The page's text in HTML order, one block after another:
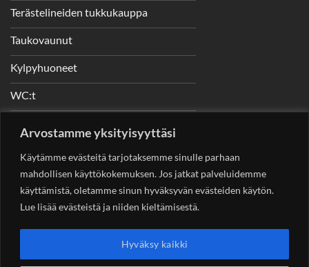
Arvostamme yksityisyyttäsi
Käytämme evästeitä tarjotaksemme sinulle parhaan
mahdollisen käyttökokemuksen. Jos jatkat palveluidemme
käyttämistä, oletamme sinun hyväksyvän evästeiden käytön.
Lue lisää evästeistä ja niiden kieltämisestä.
Hyväksy kaikki
Terästelineiden tukkukauppa
Taukovaunut
Kylpyhuoneet
WC:t
YHTEYSTIEDOT
Helsingin Rakennuskonevuokraus OySotungintie 449,
00890 Helsinki 0400 99 53 63
asiakaspalvelu@rakennuskonevuokraus.fi